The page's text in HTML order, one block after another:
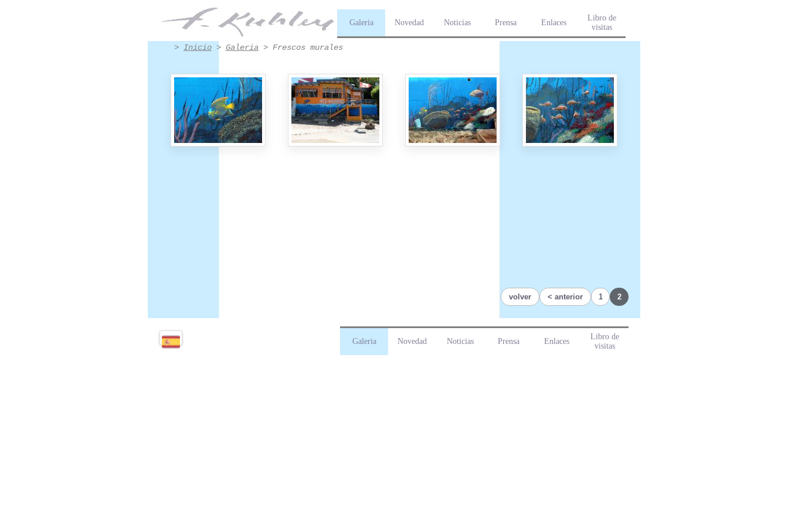
Galeria Novedad Noticias Prensa Enlaces
Libro de
visitas
Pinturas Frescos murales de Francis Kuhlen - Página 2
> Inicio > Galeria > Frescos murales
volver anterior 1 2
Galeria Novedad Noticias Prensa Enlaces
Libro de
visitas